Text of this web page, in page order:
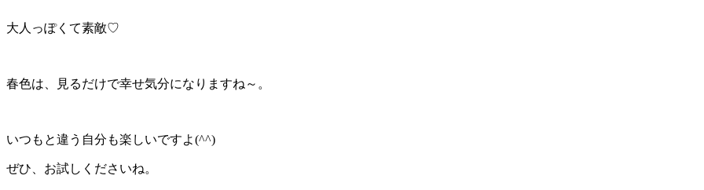
大人っぽくて素敵♡
春色は、見るだけで幸せ気分になりますね～。
いつもと違う自分も楽しいですよ(^^)
ぜひ、お試しくださいね。